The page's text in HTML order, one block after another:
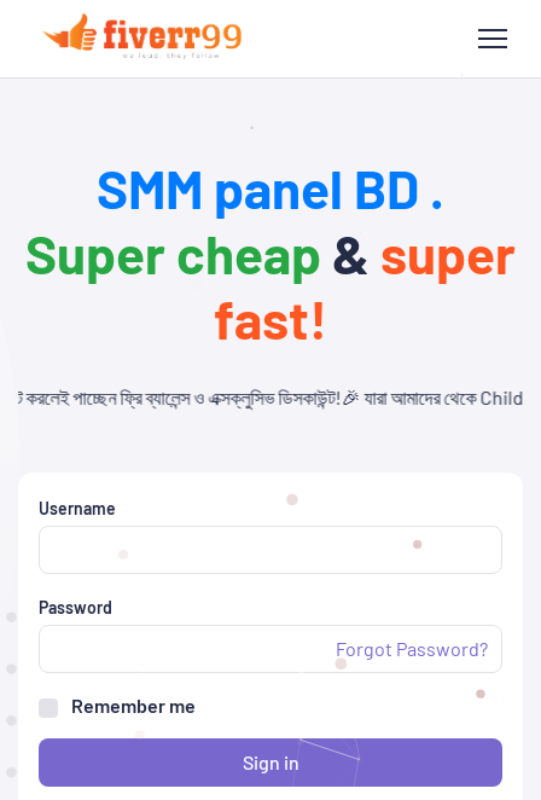
SMM panel BD .
Super cheap & super
fast!
ডিসকাউন্ট!🎉 যারা আমাদের থেকে Child Panel নিবেন এবং API
Username
Password
Forgot Password?
Remember me
Sign in